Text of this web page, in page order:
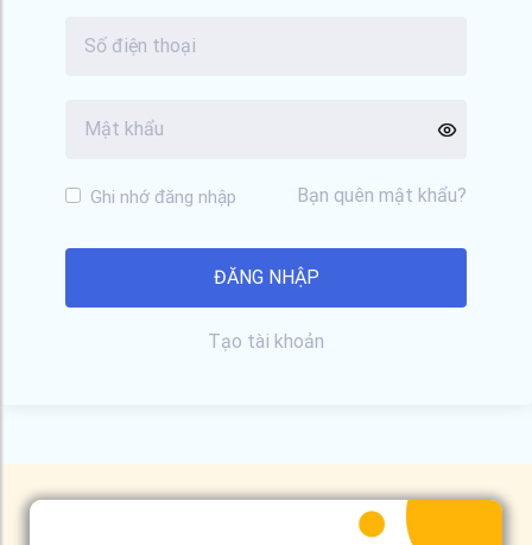
Ghi nhớ đăng nhập Bạn quên mật khẩu?
Tạo tài khoản